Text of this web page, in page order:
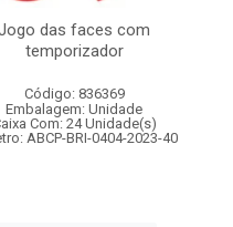
das faces com
temporizador
Código: 836369
Embalagem: Unidade
Com: 24 Unidade(s)
ABCP-BRI-0404-2023-40